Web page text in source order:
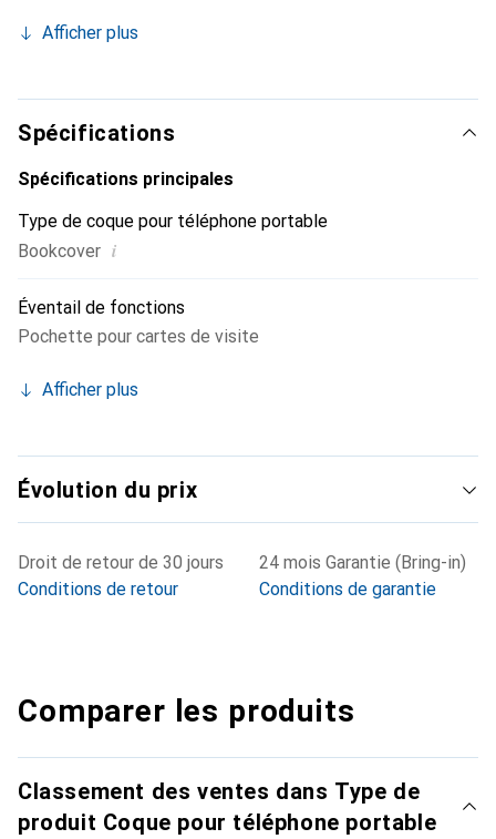
smartphone. La marque Noreve est internationalement
toujours un bon choix pour le client exigeant.
Afficher plus
Spécifications
Spécifications principales
Type de coque pour téléphone portable
Bookcover i
Éventail de fonctions
Pochette pour cartes de visite
Afficher plus
Évolution du prix
Droit de retour de 30 jours
Conditions de retour
24 mois Garantie (Bring-in)
Conditions de garantie
Comparer les produits
Classement des ventes dans Type de
produit Coque pour téléphone portable